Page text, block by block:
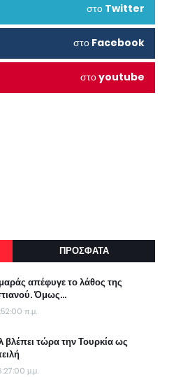
στο Twitter
στο Facebook
στοyoutube
ΠΡΟΣΦΑΤΑ
απέφυγε το λάθος της
Όμως...
π.μ.
βλέπει τώρα την Τουρκία ως
μ.μ.